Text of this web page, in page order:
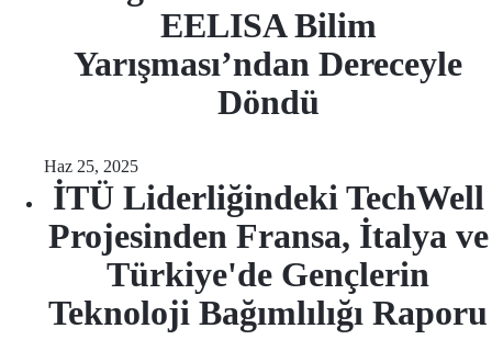
EELISA Bilim
Yarışması’ndan Dereceyle
Döndü
Haz 25, 2025
İTÜ Liderliğindeki TechWell
Projesinden Fransa, İtalya ve
Türkiye'de Gençlerin
Teknoloji Bağımlılığı Raporu